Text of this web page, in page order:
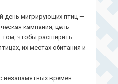
день мигрирующих птиц —
кампания, цель
том, чтобы расширить
их местах обитания и
незапамятных времен